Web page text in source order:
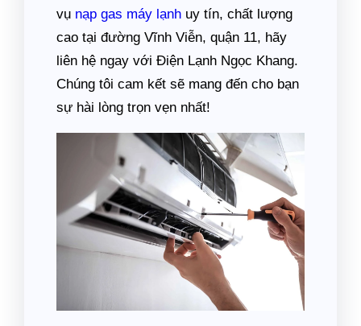
vụ nạp gas máy lạnh uy tín, chất lượng
cao tại đường Vĩnh Viễn, quận 11, hãy
liên hệ ngay với Điện Lạnh Ngọc Khang.
Chúng tôi cam kết sẽ mang đến cho bạn
sự hài lòng trọn vẹn nhất!